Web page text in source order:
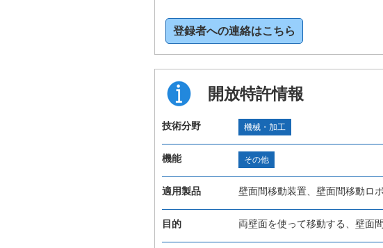
登録者への連絡はこちら
開放特許情報
技術分野 機械・加工
機能 その他
適用製品 壁面間移動装置、壁面間移動ロ
目的 両壁面を使って移動する、壁面